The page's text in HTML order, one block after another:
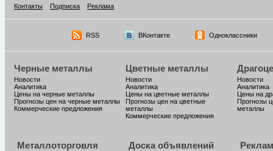
Контакты
Подписка Реклама
RSS ВКонтакте Одноклассники
Черные металлы
Новости
Аналитика
Цены на черные металлы
Прогнозы цен на черные металлы
Коммерческие предложения
Цветные металлы
Новости
Аналитика
Цены на цветные металлы
Прогнозы цен на цветные
металлы
Коммерческие предложения
Новости
Аналитика
Цены на
Прогнозы
металлы
Металлоторговля Доска объявлений